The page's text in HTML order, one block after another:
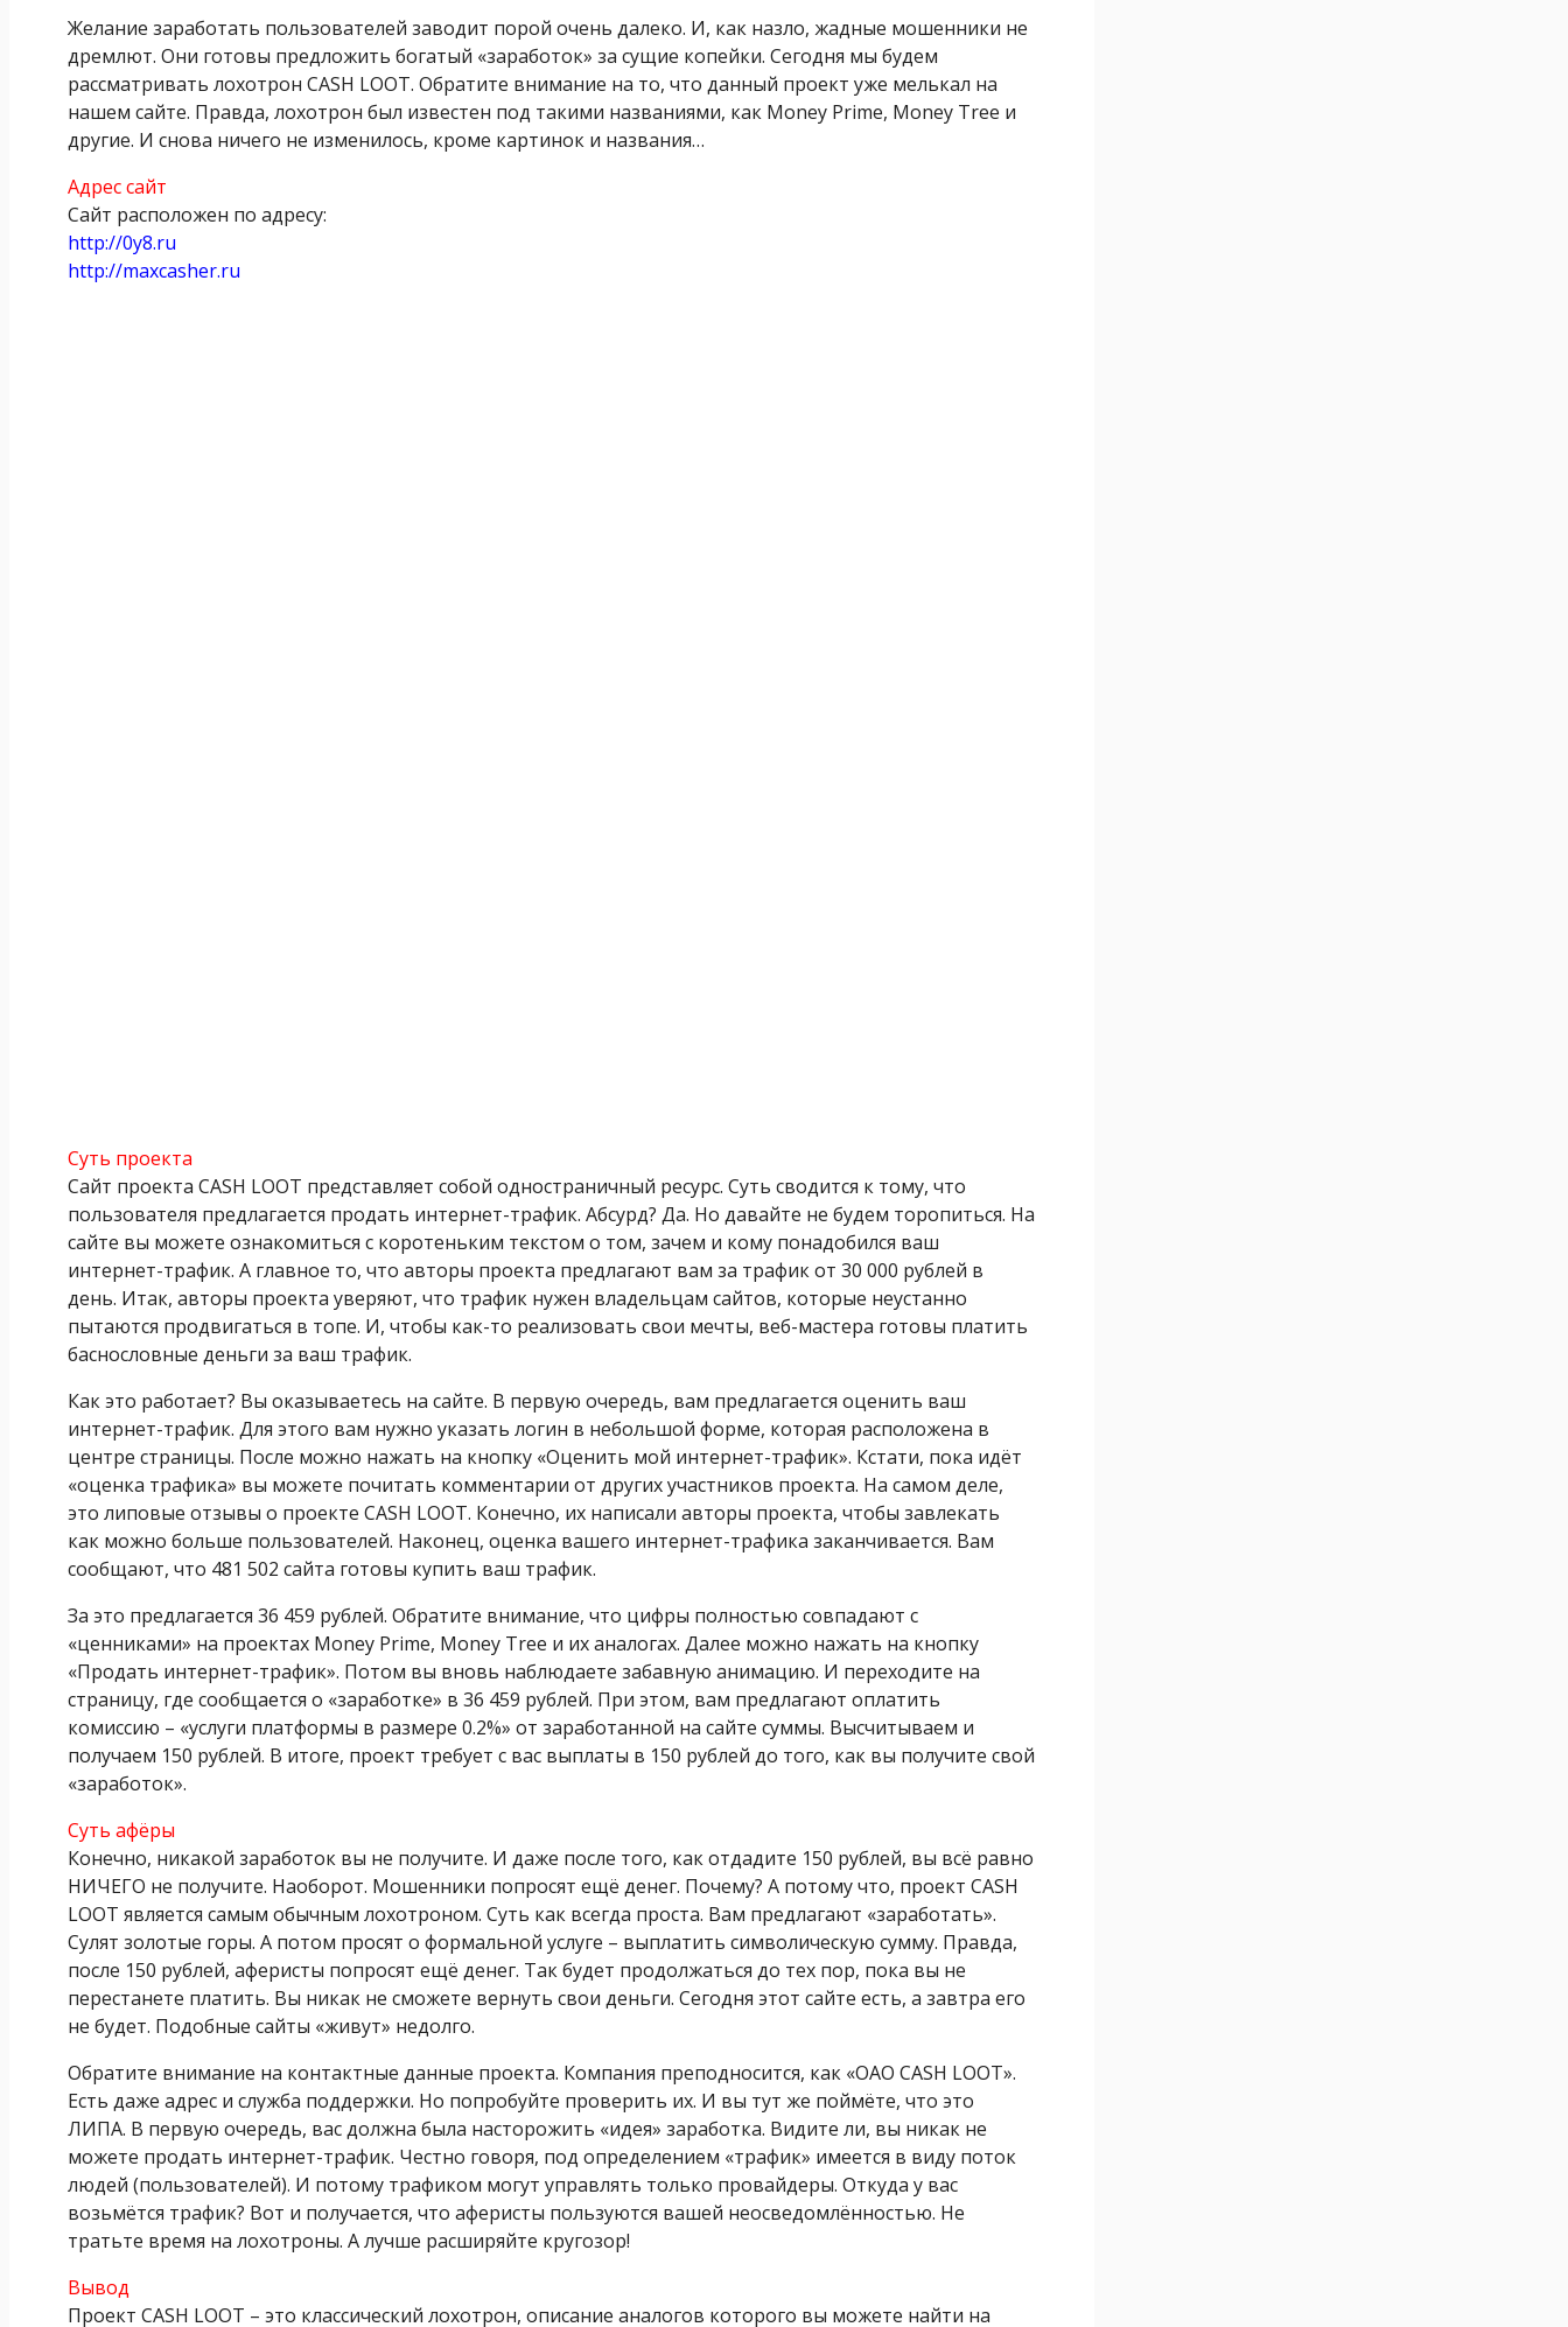
Желание заработать пользователей заводит порой очень далеко. И, как назло, жадные мошенники не
дремлют. Они готовы предложить богатый «заработок» за сущие копейки. Сегодня мы будем
рассматривать лохотрон CASH LOOT. Обратите внимание на то, что данный проект уже мелькал на
нашем сайте. Правда, лохотрон был известен под такими названиями, как Money Prime, Money Tree и
другие. И снова ничего не изменилось, кроме картинок и названия…
Адрес сайт
Сайт расположен по адресу:
http://0y8.ru
http://maxcasher.ru
Суть проекта
Сайт проекта CASH LOOT представляет собой одностраничный ресурс. Суть сводится к тому, что
пользователя предлагается продать интернет-трафик. Абсурд? Да. Но давайте не будем торопиться. На
сайте вы можете ознакомиться с коротеньким текстом о том, зачем и кому понадобился ваш
интернет-трафик. А главное то, что авторы проекта предлагают вам за трафик от 30 000 рублей в
день. Итак, авторы проекта уверяют, что трафик нужен владельцам сайтов, которые неустанно
пытаются продвигаться в топе. И, чтобы как-то реализовать свои мечты, веб-мастера готовы платить
баснословные деньги за ваш трафик.
Как это работает? Вы оказываетесь на сайте. В первую очередь, вам предлагается оценить ваш
интернет-трафик. Для этого вам нужно указать логин в небольшой форме, которая расположена в
центре страницы. После можно нажать на кнопку «Оценить мой интернет-трафик». Кстати, пока идёт
«оценка трафика» вы можете почитать комментарии от других участников проекта. На самом деле,
это липовые отзывы о проекте CASH LOOT. Конечно, их написали авторы проекта, чтобы завлекать
как можно больше пользователей. Наконец, оценка вашего интернет-трафика заканчивается. Вам
сообщают, что 481 502 сайта готовы купить ваш трафик.
За это предлагается 36 459 рублей. Обратите внимание, что цифры полностью совпадают с
«ценниками» на проектах Money Prime, Money Tree и их аналогах. Далее можно нажать на кнопку
«Продать интернет-трафик». Потом вы вновь наблюдаете забавную анимацию. И переходите на
страницу, где сообщается о «заработке» в 36 459 рублей. При этом, вам предлагают оплатить
комиссию – «услуги платформы в размере 0.2%» от заработанной на сайте суммы. Высчитываем и
получаем 150 рублей. В итоге, проект требует с вас выплаты в 150 рублей до того, как вы получите свой
«заработок».
Суть афёры
Конечно, никакой заработок вы не получите. И даже после того, как отдадите 150 рублей, вы всё равно
НИЧЕГО не получите. Наоборот. Мошенники попросят ещё денег. Почему? А потому что, проект CASH
LOOT является самым обычным лохотроном. Суть как всегда проста. Вам предлагают «заработать».
Сулят золотые горы. А потом просят о формальной услуге – выплатить символическую сумму. Правда,
после 150 рублей, аферисты попросят ещё денег. Так будет продолжаться до тех пор, пока вы не
перестанете платить. Вы никак не сможете вернуть свои деньги. Сегодня этот сайте есть, а завтра его
не будет. Подобные сайты «живут» недолго.
Обратите внимание на контактные данные проекта. Компания преподносится, как «ОАО CASH LOOT».
Есть даже адрес и служба поддержки. Но попробуйте проверить их. И вы тут же поймёте, что это
ЛИПА. В первую очередь, вас должна была насторожить «идея» заработка. Видите ли, вы никак не
можете продать интернет-трафик. Честно говоря, под определением «трафик» имеется в виду поток
людей (пользователей). И потому трафиком могут управлять только провайдеры. Откуда у вас
возьмётся трафик? Вот и получается, что аферисты пользуются вашей неосведомлённостью. Не
тратьте время на лохотроны. А лучше расширяйте кругозор!
Вывод
Проект CASH LOOT – это классический лохотрон, описание аналогов которого вы можете найти на